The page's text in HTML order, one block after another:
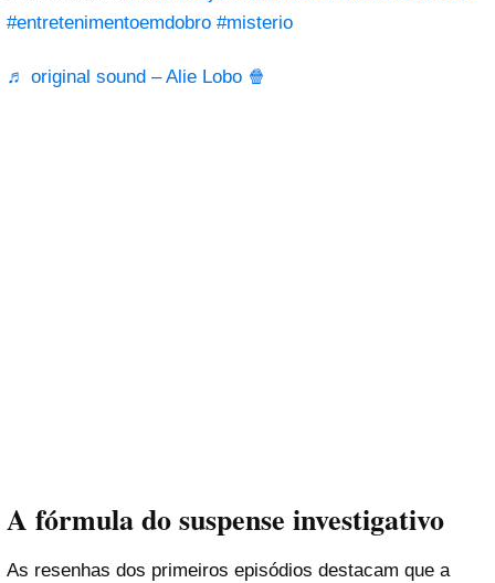
#entretenimentoemdobro #misterio
♬ original sound – Alie Lobo 🍿
A fórmula do suspense investigativo
As resenhas dos primeiros episódios destacam que a